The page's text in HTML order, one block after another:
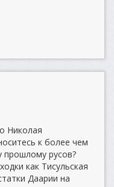
Николая
к более чем
прошлому русов?
как Тисульская
Даарии на